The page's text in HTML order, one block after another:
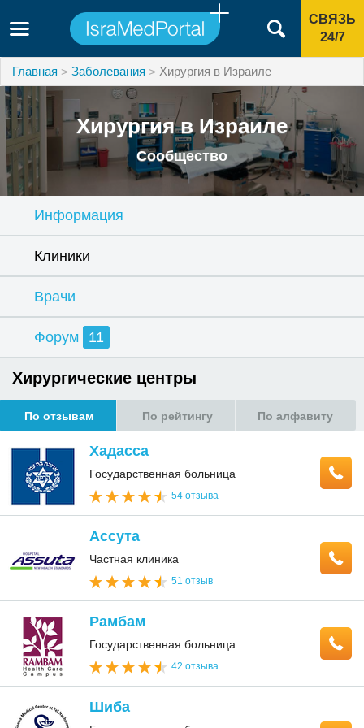
СВЯЗЬ
24/7
Главная Заболевания Хирургия в Израиле
Хирургия в Израиле
Сообщество
Информация
Клиники
Врачи
Форум 11
Хирургические центры
По отзывам По рейтингу По алфавиту
Хадасса
Государственная больница
54 отзыва
Ассута
Частная клиника
51 отзыв
Рамбам
Государственная больница
42 отзыва
Шиба